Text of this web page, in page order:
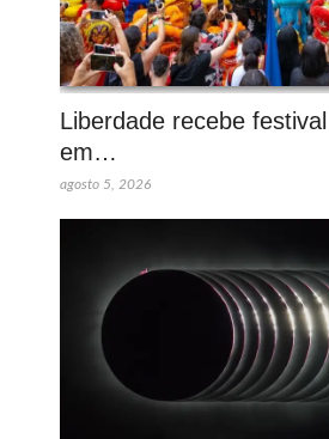
Liberdade recebe
em…
agosto 5, 2026